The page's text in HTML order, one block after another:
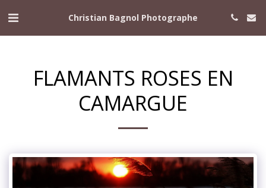
Christian Bagnol Photographe
FLAMANTS ROSES EN
CAMARGUE